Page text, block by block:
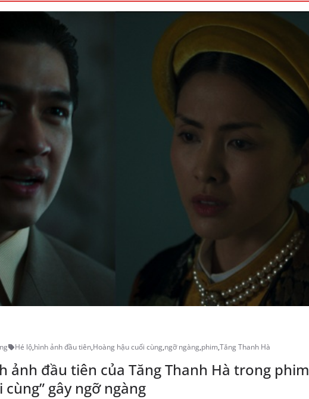
Hé lộ,hình ảnh đầu tiên,Hoàng hậu cuối cùng,ngỡ ngàng,phim,Tăng Thanh Hà
ảnh đầu tiên của Tăng Thanh Hà trong phim
gây ngỡ ngàng